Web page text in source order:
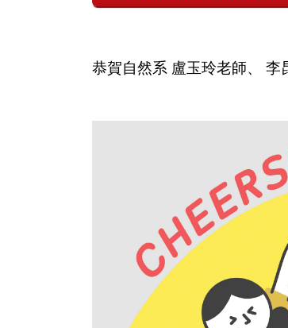
恭賀自然系 盧玉玲老師、 李